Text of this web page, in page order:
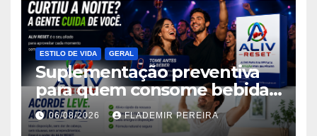
ESTILO DE VIDA GERAL
Suplementação preventiva
para quem consome bebidas
alcoólicas ganha espaço no
mercado brasileiro
06/08/2026 FLADEMIR PEREIRA